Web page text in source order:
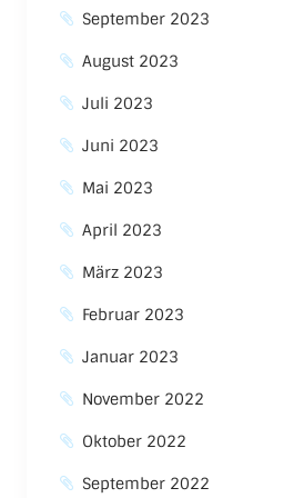
September 2023
August 2023
Juli 2023
Juni 2023
Mai 2023
April 2023
März 2023
Februar 2023
Januar 2023
November 2022
Oktober 2022
September 2022